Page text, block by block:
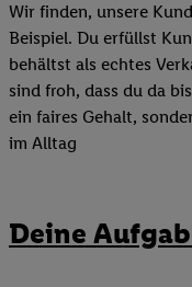
Wir finden, unsere
Beispiel. Du erfüllst
behältst als echtes
sind froh, dass du da
ein faires Gehalt,
im Alltag
Deine